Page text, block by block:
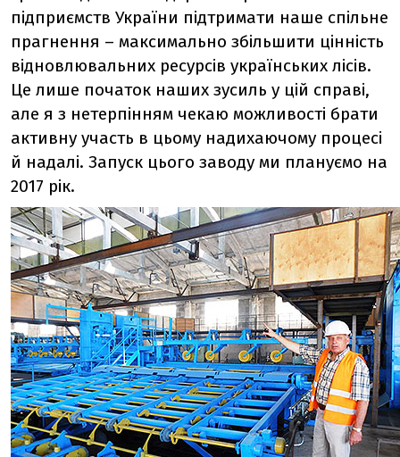
підприємств України підтримати наше спільне
прагнення – максимально збільшити цінність
відновлювальних ресурсів українських лісів.
Це лише початок наших зусиль у цій справі,
але я з нетерпінням чекаю можливості брати
активну участь в цьому надихаючому процесі
й надалі. Запуск цього заводу ми плануємо на
2017 рік.